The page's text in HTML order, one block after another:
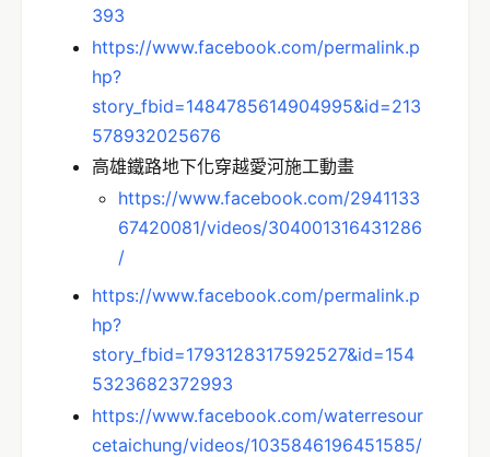
393
https://www.facebook.com/permalink.p
hp?
story_fbid=1484785614904995&id=213
578932025676
高雄鐵路地下化穿越愛河施工動畫
https://www.facebook.com/2941133
67420081/videos/304001316431286
/
https://www.facebook.com/permalink.p
hp?
story_fbid=1793128317592527&id=154
5323682372993
https://www.facebook.com/waterresour
cetaichung/videos/1035846196451585/